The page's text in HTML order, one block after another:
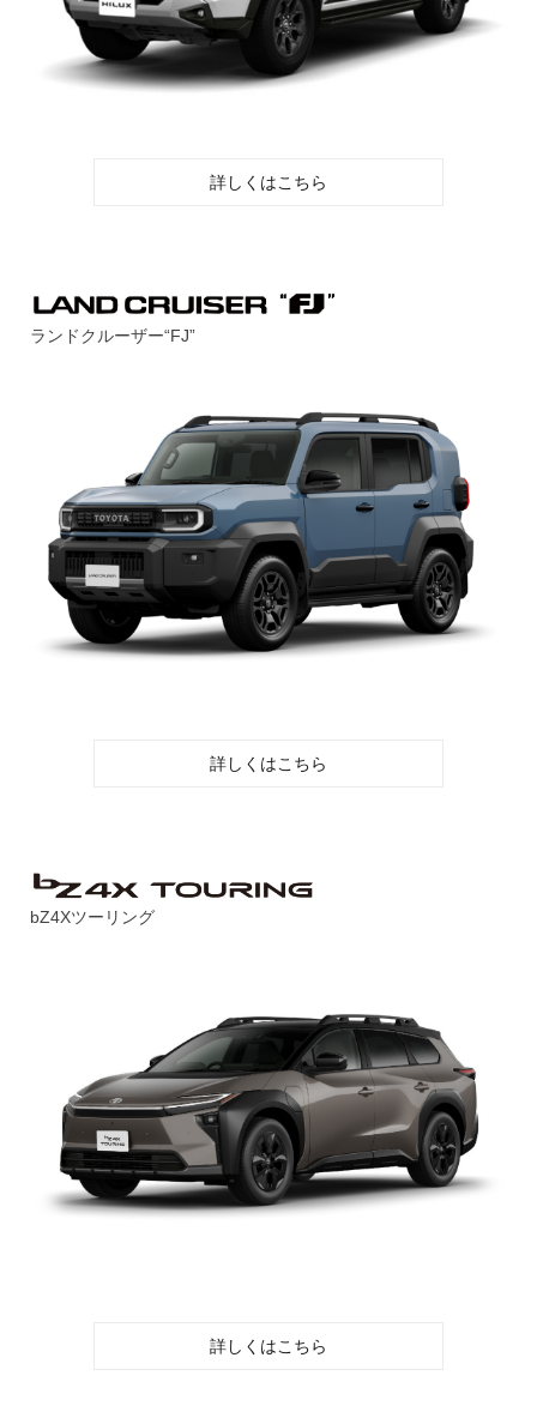
詳しくはこちら
ランドクルーザー“FJ”
詳しくはこちら
bZ4Xツーリング
詳しくはこちら